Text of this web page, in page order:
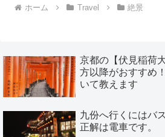
ホーム Travel 絶景
京都の【伏見稲荷
方以降がおすすめ
いて教えます
九份へ行くにはバ
正解は電車です。